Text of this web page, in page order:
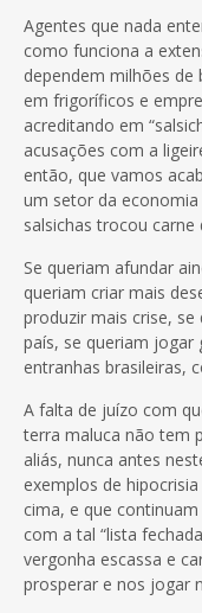
Agentes que nada
como funciona a
dependem milhões
em frigoríficos e
acreditando em
acusações com a
então, que vamos
um setor da
salsichas trocou
Se queriam afundar
queriam criar mais
produzir mais crise,
país, se queriam jogar
entranhas brasileiras,
A falta de juízo com
terra maluca não tem
aliás, nunca antes
exemplos de
cima, e que
com a tal “lista
vergonha escassa e
prosperar e nos jogar